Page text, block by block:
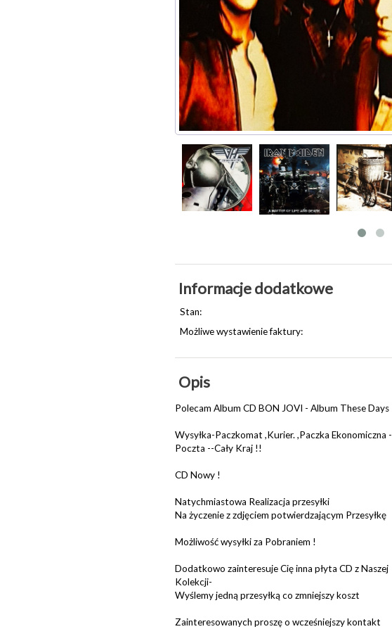
Informacje dodatkowe
Stan:
Możliwe wystawienie faktury:
Opis
Polecam Album CD BON JOVI - Album These Days
Wysyłka-Paczkomat ,Kurier. ,Paczka Ekonomiczna -
Poczta --Cały Kraj !!
CD Nowy !
Natychmiastowa Realizacja przesyłki
Na życzenie z zdjęciem potwierdzającym Przesyłkę
Możliwość wysyłki za Pobraniem !
Dodatkowo zainteresuje Cię inna płyta CD z Naszej
Kolekcji-
Wyślemy jedną przesyłką co zmniejszy koszt
Zainteresowanych proszę o wcześniejszy kontakt